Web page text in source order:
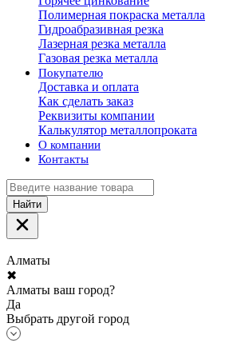
Полимерная покраска металла
Гидроабразивная резка
Лазерная резка металла
Газовая резка металла
Покупателю
Доставка и оплата
Как сделать заказ
Реквизиты компании
Калькулятор металлопроката
О компании
Контакты
Найти
Алматы
✖
Алматы ваш город?
Да
Выбрать другой город